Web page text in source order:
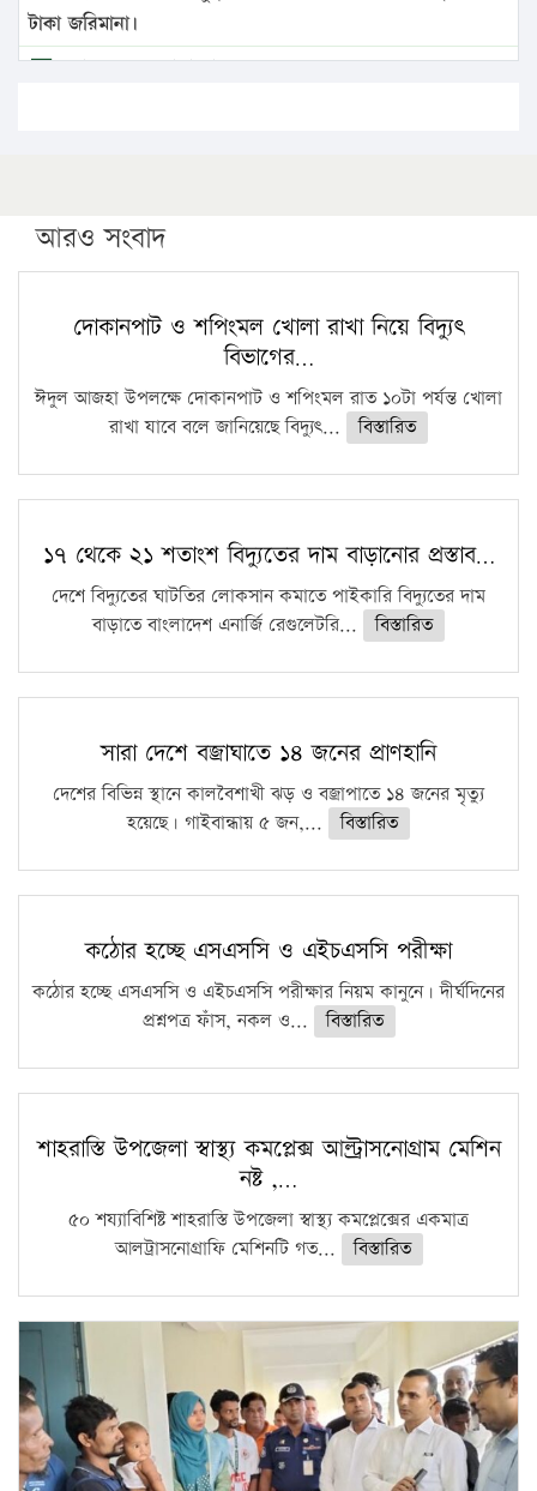
টাকা জরিমানা।
এবার লঞ্চের ভাড়া বাড়ল
পিএইচডি করছেন কুয়েটের কৃতি…
সারা দেশে বজ্রাঘাতে ১৪ জনের প্রাণহানি
কঠোর হচ্ছে এসএসসি ও এইচএসসি পরীক্ষা
ফরিদগঞ্জে আগুনে পুড়লো ৬ ব্যবসা প্রতিষ্ঠান
আরও সংবাদ
দোকানপাট ও শপিংমল খোলা রাখা নিয়ে বিদ্যুৎ
বিভাগের…
ঈদুল আজহা উপলক্ষে দোকানপাট ও শপিংমল রাত ১০টা পর্যন্ত খোলা
রাখা যাবে বলে জানিয়েছে বিদ্যুৎ...
বিস্তারিত
১৭ থেকে ২১ শতাংশ বিদ্যুতের দাম বাড়ানোর প্রস্তাব…
দেশে বিদ্যুতের ঘাটতির লোকসান কমাতে পাইকারি বিদ্যুতের দাম
বাড়াতে বাংলাদেশ এনার্জি রেগুলেটরি...
বিস্তারিত
সারা দেশে বজ্রাঘাতে ১৪ জনের প্রাণহানি
দেশের বিভিন্ন স্থানে কালবৈশাখী ঝড় ও বজ্রাপাতে ১৪ জনের মৃত্যু
হয়েছে। গাইবান্ধায় ৫ জন,...
বিস্তারিত
কঠোর হচ্ছে এসএসসি ও এইচএসসি পরীক্ষা
কঠোর হচ্ছে এসএসসি ও এইচএসসি পরীক্ষার নিয়ম কানুনে। দীর্ঘদিনের
প্রশ্নপত্র ফাঁস, নকল ও...
বিস্তারিত
শাহরাস্তি উপজেলা স্বাস্থ্য কমপ্লেক্স আল্ট্রাসনোগ্রাম মেশিন
নষ্ট ,…
৫০ শয্যাবিশিষ্ট শাহরাস্তি উপজেলা স্বাস্থ্য কমপ্লেক্সের একমাত্র
আলট্রাসনোগ্রাফি মেশিনটি গত...
বিস্তারিত